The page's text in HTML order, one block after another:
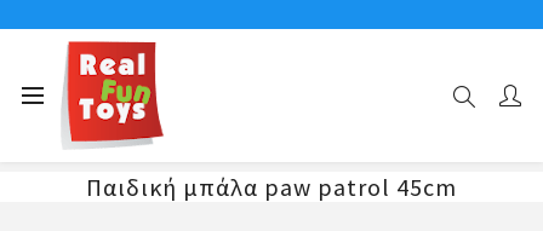
Αρχική σελίδα Παιδική μπάλα paw patrol 45cm
Παιδική μπάλα paw patrol 45cm